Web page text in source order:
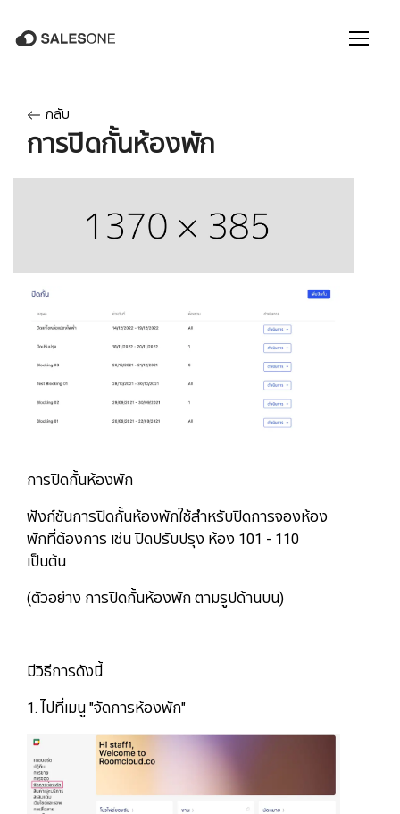
กลับ
การปิดกั้นห้องพัก
การปิดกั้นห้องพัก
ฟังก์ชันการปิดกั้นห้องพักใช้สำหรับปิดการจองห้อง
พักที่ต้องการ เช่น ปิดปรับปรุง ห้อง 101 - 110
เป็นต้น
(ตัวอย่าง การปิดกั้นห้องพัก ตามรูปด้านบน)
มีวิธีการดังนี้
1. ไปที่เมนู "จัดการห้องพัก"